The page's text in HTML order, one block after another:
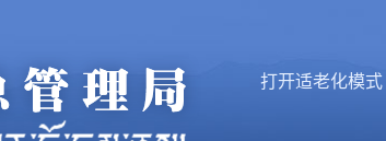
打开适老化模式